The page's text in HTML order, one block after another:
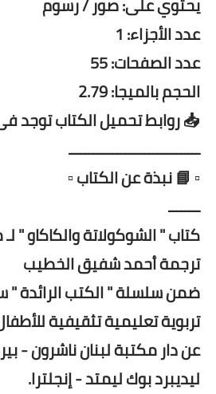
عدد الأجزاء: 1
عدد الصفحات: 55
الحجم بالميجا: 2.79
📥 روابط تحميل الكتاب توجد
ـــــــــــــــــــــــــــــــــ
▫️ 📘 نبذة عن الكتاب ▫️
ــــــــ
كتاب " الشوكولاتة والكاكاو "
ترجمة أحمد شفيق الخطيب
ضمن سلسلة " الكتب الرائدة
تربوية تعليمية تثقيفية
عن دار مكتبة لبنان ناشرون -
ليديبرد بوك ليمتد - إنجلترا.